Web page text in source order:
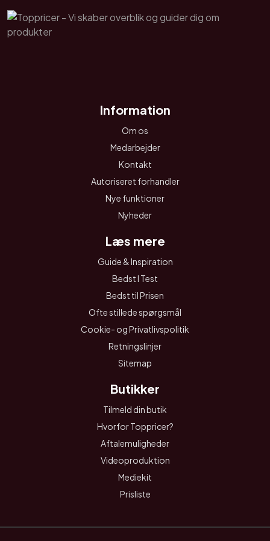
Information
Om os
Medarbejder
Kontakt
Autoriseret forhandler
Nye funktioner
Nyheder
Læs mere
Guide & Inspiration
Bedst I Test
Bedst til Prisen
Ofte stillede spørgsmål
Cookie- og Privatlivspolitik
Retningslinjer
Sitemap
Butikker
Tilmeld din butik
Hvorfor Toppricer?
Aftalemuligheder
Videoproduktion
Mediekit
Prisliste